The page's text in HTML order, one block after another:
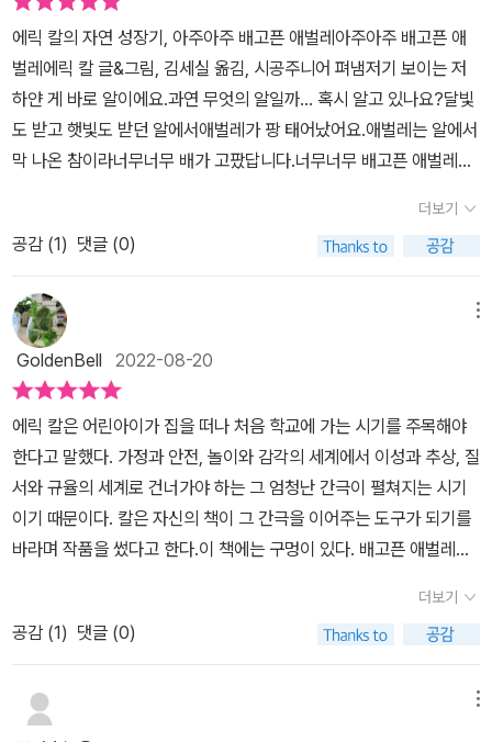
어요.그동안 나는 이 책의 아이디어가 어디에서 왔는지 묻는 질문들
을 많이 받았어요.어느 날 펀치를 들고 쌓여 있는 종이 더미들에 구멍
을 뚫고 있을 때,문득 구멍을 뚫는 책벌레가 생각났어요. 그 책벌레는
친분이 있던 편집자 '앤 베네듀스'와 대화하면서 초록색 애벌레로 바
뀌었답니다.수백만 명의 아이들과 부모님, 그리고 조부모님들이 내
책 속에 나온 애벌레의 이야기와 그림을 보며 즐거워해요. 작은 애벌
레가 나비로 변해 가는 희망찬 이야기에 많은 분들이 즐거워해주셔서
저도 큰 기쁨을 느낍니다! (책 속에서)​펀치로 구멍 뚫다가 초록색 애
가 달빛을 받아 빛나고 있어요. ​'작은 알'이 펀치에 쌓인 동그란 종이
에서 생각이 이어졌다니 생생한 아이디어가 더욱 흥미롭게 다가온다.
​​​어느 일요일 아침에 따스한 태양이 떠오르자, 아주아주 배고픈 조그
만 애벌레가 팡! 하고 알에서 나왔어요.​그다음은 애벌레가 꼬물꼬물
먹이를 찾아 나서는 장면이다. ​월요일에 사과 하나, 화요일에 배 두
개, 수요일에 자두 세 개, 목요일에 딸기 네 개, 금요일에 오렌지 다섯
개를 냠냠. 그래도 배가 고프단다. ​그림책 한 장씩 넘기면 월요일부터
금요일까지 늘어나는 숫자가 재미있다. ​​월요일부터 금요일까지 하나
씩 늘려서 먹어치우고, 토요일에는 초콜릿 케이크, 아이스크림, 오이,
먹었다는 것이다. ​그날 밤 애벌레는 배탈이 나고 말았다. ​ ​일요일에 애
벌레는 초록 잎사귀 하나를 아주아주 맛있게 먹었고, 그랬더니 배 아
픈 것도 훨씬 나아졌다고 한다. ​그다음 우리 애벌레는 어떻게 되었을
까? ​​《아주아주 배고픈 애벌레》를 특별하게 만든 요소가 또 있는데,
바로 조금씩 길어지는 책장과 음식마다 뻥 뚫려 있는 작은 구멍입니
에릭 칼의 자연 성장기, 아주아주 배고픈 애벌레아주아주 배고픈 애
벌레에릭 칼 글&그림, 김세실 옮김, 시공주니어 펴냄저기 보이는 저
하얀 게 바로 알이에요.과연 무엇의 알일까... 혹시 알고 있나요?달빛
도 받고 햇빛도 받던 알에서애벌레가 팡 태어났어요.애벌레는 알에서
막 나온 참이라너무너무 배가 고팠답니다.너무너무 배고픈 애벌레는
이 엄청 많이 있잖아요.그럼 너무너무 배고프지만 그쪽으로 기어가야
죠.꼬물꼬물 꼬물꼬물^^월화수목금 하루에 하나씩 먹어도 충분해요.
그런데 너무너무 배고픈 애벌레는 토요일 일요일에는 어떤 걸 먹어야
할까요?우리도 아무 거나 먹으면 배탈이 나잖아요.혹시 애벌레는 우
리랑 달리 괜찮을까요?어이쿠! 이런!애벌레는 이제 자기 입맛에 맞는
먹이를 찾았어요.초록초록한 잎사귀 말이에요.애벌레는 초록 잎사귀
하나를 아주아주 맛있게 먹어 치웠지요.잎사귀에 구멍이 뽕뽕 났어
요.너무너무 배고팠던 애벌레는 잎사귀를 맛있게 먹은 덕에무럭무럭
자라 크고 통통한 애벌레가 되었어요.이제 애벌레는 고치를 짓고 그
안으로 쏙 들어갔어요.이다음엔 무슨 일이 생길까요^^대담한 색채와
독특한 콜라주 기법의 그림으로 유명한 그림책 작가 에릭 칼은작은
생명체를 통해 자연의 세계를 담아내고 있어요.'아주아주 배고픈 애벌
레'에서도 에릭 칼은 애벌레가 음식을 먹고 자라는 과정을 그리고 있
어요.자신에게 꼭 맞는 음식을 골라 맛있게 먹은 애벌레는고치를 짓
독서놀이가 가능한 책.에릭 칼이 그리고 쓴 '아주아주 배고픈 애벌
더보기
공감 (1) 댓글 (0)
GoldenBell 2022-08-20
에릭 칼은 어린아이가 집을 떠나 처음 학교에 가는 시기를 주목해야
한다고 말했다. 가정과 안전, 놀이와 감각의 세계에서 이성과 추상, 질
서와 규율의 세계로 건너가야 하는 그 엄청난 간극이 펼쳐지는 시기
이기 때문이다. 칼은 자신의 책이 그 간극을 이어주는 도구가 되기를
바라며 작품을 썼다고 한다.이 책에는 구멍이 있다. 배고픈 애벌레가
과하기 어렵지만, 아이들 손가락은 구멍에 쏙 들어간다. 다양한 음식
의 이름과 요일, 그리고 숫자도 세어가면서 아이들과 읽을 수 있는 책
이다.동아책을 펼치면 마음이 따듯해진다. 아이들 중에는 애벌레는
손위에 올려놓고 귀엽다며 찬찬히 바라보는 아이들도 있다. 그러나
더보기
공감 (1) 댓글 (0)